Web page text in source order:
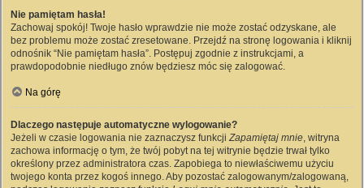
Nie pamiętam hasła!
Zachowaj spokój! Twoje hasło wprawdzie nie może zostać odzyskane, ale
bez problemu może zostać zresetowane. Przejdź na stronę logowania i kliknij
odnośnik “Nie pamiętam hasła”. Postępuj zgodnie z instrukcjami, a
prawdopodobnie niedługo znów będziesz móc się zalogować.
Na górę
Dlaczego następuje automatyczne wylogowanie?
Jeżeli w czasie logowania nie zaznaczysz funkcjiZapamiętaj mnie, witryna
zachowa informację o tym, że twój pobyt na tej witrynie będzie trwał tylko
określony przez administratora czas. Zapobiega to niewłaściwemu użyciu
twojego konta przez kogoś innego. Aby pozostać zalogowanym/zalogowaną,